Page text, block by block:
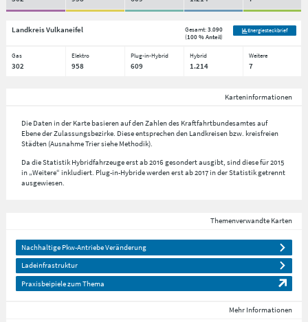
Landkreis Vulkaneifel Gesamt:3.090
(100 % Anteil)
Energiesteckbrief
Gas Elektro Plug-in-Hybrid Hybrid Weitere
302 958 609 1.214 7
Karteninformationen
Die Daten in der Karte basieren auf den Zahlen des Kraftfahrtbundesamtes auf
Ebene der Zulassungsbezirke. Diese entsprechen den Landkreisen bzw. kreisfreien
Städten (Ausnahme Trier siehe Methodik).
Da die Statistik Hybridfahrzeuge erst ab 2016 gesondert ausgibt, sind diese für 2015
in „Weitere“ inkludiert. Plug-in-Hybride werden erst ab 2017 in der Statistik getrennt
ausgewiesen.
Themenverwandte Karten
Nachhaltige Pkw-Antriebe Veränderung
Ladeinfrastruktur
Praxisbeipiele zum Thema
Mehr Informationen